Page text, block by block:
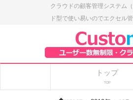
クラウドの顧客管理システム
ド型で使い易いのでエクセル
トップ
TOP